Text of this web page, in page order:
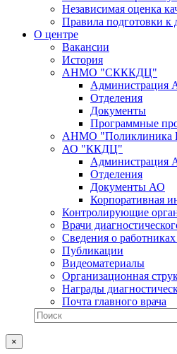
Независимая оценка
Правила подготовки к
О центре
Вакансии
История
АНМО "СКККДЦ"
Отделения
Документы
Программные
АНМО "Поликлиника
АО "ККДЦ"
Администрация
Отделения
Документы АО
Корпоративная
Контролирующие
Врачи
Сведения о
Публикации
Видеоматериалы
Организационная
Награды
Почта главного врача
×